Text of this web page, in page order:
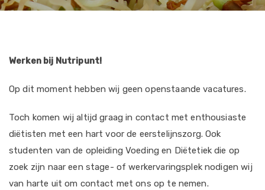
Werken bij Nutripunt!
Op dit moment hebben wij geen openstaande vacatures.
Toch komen wij altijd graag in contact met enthousiaste
diëtisten met een hart voor de eerstelijnszorg. Ook
studenten van de opleiding Voeding en Diëtetiek die op
zoek zijn naar een stage- of werkervaringsplek nodigen wij
van harte uit om contact met ons op te nemen.